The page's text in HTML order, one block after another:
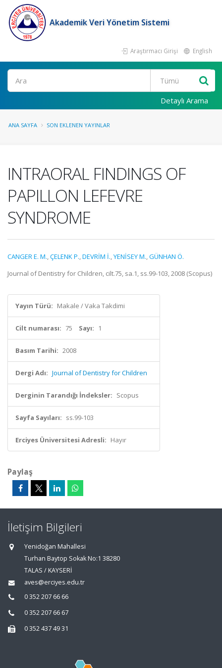
Akademik Veri Yönetim Sistemi
Araştırmacı Girişi English
Ara
Detaylı Arama
ANA SAYFA SON EKLENEN YAYINLAR
INTRAORAL FINDINGS OF
PAPILLON LEFEVRE
SYNDROME
CANGER E. M.,ÇELENK P.,DEVRİM İ.,YENİSEY M.,GÜNHAN Ö.
Journal of Dentistry for Children, cilt.75, sa.1, ss.99-103, 2008 (Scopus)
Yayın Türü: Makale / Vaka Takdimi
Cilt numarası: 75 Sayı: 1
Basım Tarihi: 2008
Dergi Adı: Journal of Dentistry for Children
Derginin Tarandığı İndeksler: Scopus
Sayfa Sayıları: ss.99-103
Erciyes Üniversitesi Adresli: Hayır
Paylaş
İletişim Bilgileri
Yenidoğan Mahallesi
Turhan Baytop Sokak No:1 38280
TALAS / KAYSERİ
aves@erciyes.edu.tr
0 352 207 66 66
0 352 207 66 67
0 352 437 49 31